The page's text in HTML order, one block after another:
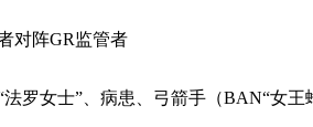
对阵GR监管者
罗女士”、病患、弓箭手（BAN“女